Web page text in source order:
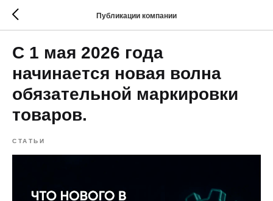
Публикации компании
С 1 мая 2026 года
начинается новая волна
обязательной маркировки
товаров.
СТАТЬИ